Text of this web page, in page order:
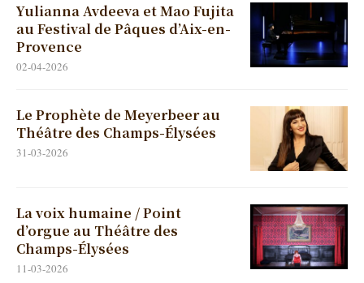
Yulianna Avdeeva et Mao Fujita
au Festival de Pâques d’Aix-en-
Provence
02-04-2026
Le Prophète de Meyerbeer au
Théâtre des Champs-Élysées
31-03-2026
La voix humaine / Point
d’orgue au Théâtre des
Champs-Élysées
11-03-2026